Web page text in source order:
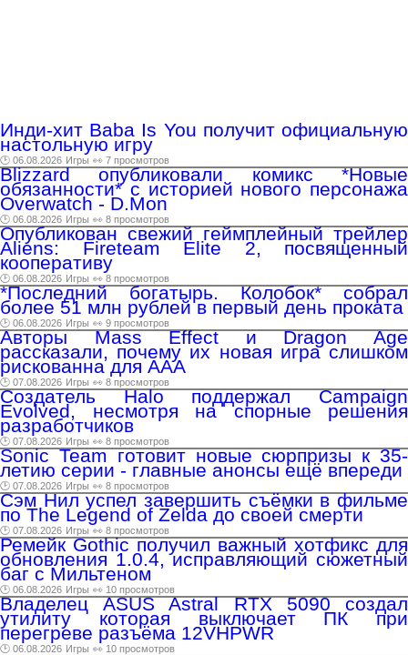
Инди-хит Baba Is You получит официальную
настольную игру
🕑 06.08.2026 Игры 👀 7 просмотров
Blizzard опубликовали комикс *Новые
обязанности* c историей нового персонажа
Overwatch - D.Mon
🕑 06.08.2026 Игры 👀 8 просмотров
Опубликован свежий геймплейный трейлер
Aliens: Fireteam Elite 2, посвященный
кооперативу
🕑 06.08.2026 Игры 👀 8 просмотров
*Последний богатырь. Колобок* собрал
более 51 млн рублей в первый день проката
🕑 06.08.2026 Игры 👀 9 просмотров
Авторы Mass Effect и Dragon Age
рассказали, почему их новая игра слишком
рискованна для AAA
🕑 07.08.2026 Игры 👀 8 просмотров
Создатель Halo поддержал Campaign
Evolved, несмотря на спорные решения
разработчиков
🕑 07.08.2026 Игры 👀 8 просмотров
Sonic Team готовит новые сюрпризы к 35-
летию серии - главные анонсы ещё впереди
🕑 07.08.2026 Игры 👀 8 просмотров
Сэм Нил успел завершить съёмки в фильме
по The Legend of Zelda до своей смерти
🕑 07.08.2026 Игры 👀 8 просмотров
Ремейк Gothic получил важный хотфикс для
обновления 1.0.4, исправляющий сюжетный
баг с Мильтеном
🕑 06.08.2026 Игры 👀 10 просмотров
Владелец ASUS Astral RTX 5090 создал
утилиту которая выключает ПК при
перегреве разъёма 12VHPWR
🕑 06.08.2026 Игры 👀 10 просмотров